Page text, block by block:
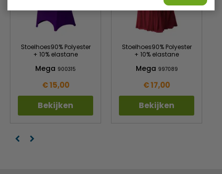
Stoelhoes90% Polyester
+ 10% elastane
Mega 900315
€ 15,00
Bekijken
Stoelhoes90% Polyester
+ 10% elastane
Mega 997089
€ 17,00
Bekijken